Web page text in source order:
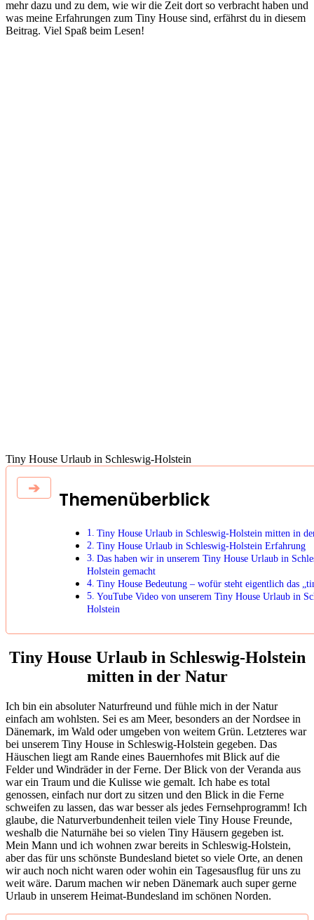
mehr dazu und zu dem, wie wir die Zeit dort so verbracht haben und
was meine Erfahrungen zum Tiny House sind, erfährst du in diesem
Beitrag. Viel Spaß beim Lesen!
Tiny House Urlaub in Schleswig-Holstein
Themenüberblick
Tiny House Urlaub in Schleswig-Holstein mitten in
Tiny House Urlaub in Schleswig-Holstein Erfahrung
Das haben wir in unserem Tiny House Urlaub in
Holstein gemacht
Tiny House Bedeutung – wofür steht eigentlich das
YouTube Video von unserem Tiny House Urlaub in
Holstein
Tiny House Urlaub in Schleswig-Holstein
mitten in der Natur
Ich bin ein absoluter Naturfreund und fühle mich in der Natur
einfach am wohlsten. Sei es am Meer, besonders an der Nordsee in
Dänemark, im Wald oder umgeben von weitem Grün. Letzteres war
bei unserem Tiny House in Schleswig-Holstein gegeben. Das
Häuschen liegt am Rande eines Bauernhofes mit Blick auf die
Felder und Windräder in der Ferne. Der Blick von der Veranda aus
war ein Traum und die Kulisse wie gemalt. Ich habe es total
genossen, einfach nur dort zu sitzen und den Blick in die Ferne
schweifen zu lassen, das war besser als jedes Fernsehprogramm! Ich
glaube, die Naturverbundenheit teilen viele Tiny House Freunde,
weshalb die Naturnähe bei so vielen Tiny Häusern gegeben ist.
Mein Mann und ich wohnen zwar bereits in Schleswig-Holstein,
aber das für uns schönste Bundesland bietet so viele Orte, an denen
wir auch noch nicht waren oder wohin ein Tagesausflug für uns zu
weit wäre. Darum machen wir neben Dänemark auch super gerne
Urlaub in unserem Heimat-Bundesland im schönen Norden.